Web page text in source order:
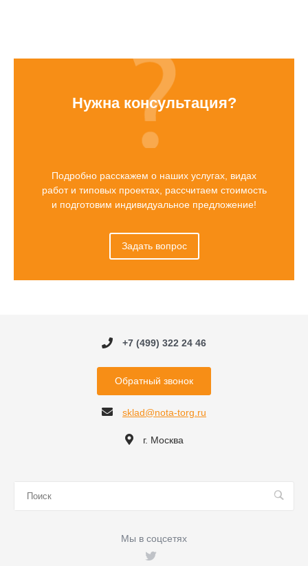
Нужна консультация?
Подробно расскажем о наших услугах, видах
работ и типовых проектах, рассчитаем стоимость
и подготовим индивидуальное предложение!
Задать вопрос
+7 (499) 322 24 46
Обратный звонок
sklad@nota-torg.ru
г. Москва
Мы в соцсетях